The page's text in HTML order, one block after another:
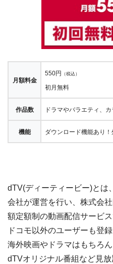
月額料金
550円 （税込）
初月無料
作品数 ドラマやバラエティ、
機能 ダウンロード機能あり
dTV(ディーティービー)とは
会社が運営を行い、株式会
額定額制の動画配信サービ
ドコモ以外のユーザーも登
海外映画やドラマはもちろ
dTVオリジナル番組など見